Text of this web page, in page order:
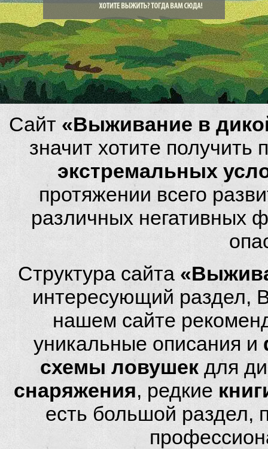
Сайт «Выживание в
значит хотите
экстремальных
протяжении всего
различных негативных
Структура сайта
интересующий раздел,
нашем сайте
уникальные описания и
схемы ловушек для
снаряжения, редкие
есть большой